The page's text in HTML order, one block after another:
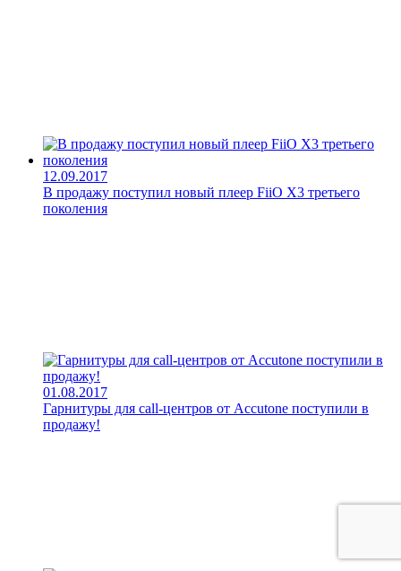
12.09.2017
В продажу поступил новый плеер FiiO X3 третьего
поколения
01.08.2017
Гарнитуры для call-центров от Accutone поступили в
продажу!